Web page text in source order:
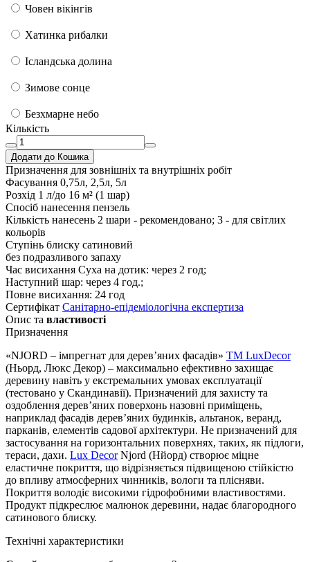
Човен вікінгів
Хатинка рибалки
Ісландська долина
Зимове сонце
Безхмарне небо
Кількість
Додати до Кошика
Призначення для зовнішніх та внутрішніх робіт
Фасування 0,75л, 2,5л, 5л
Розхід 1 л/до 16 м² (1 шар)
Спосіб нанесення пензель
Кількість нанесень 2 шари - рекомендовано; 3 - для світлих
кольорів
Ступінь блиску сатиновий
без подразливого запаху
Час висихання Суха на дотик: через 2 год;
Наступний шар: через 4 год.;
Повне висихання: 24 год
Сертифікат Санітарно-епідеміологічна експертиза
Опис та властивості
Призначення
«NJORD – імпрегнат для дерев’яних фасадів» TM LuxDecor
(Ньорд, Люкс Декор) – максимально ефективно захищає
деревину навіть у екстремальних умовах експлуатації
(тестовано у Скандинавії). Призначений для захисту та
оздоблення дерев’яних поверхонь назовні приміщень,
наприклад фасадів дерев’яних будинків, альтанок, веранд,
парканів, елементів садової архітектури. Не призначений для
застосування на горизонтальних поверхнях, таких, як підлоги,
тераси, дахи. Lux DecorNjord (Нйорд) створює міцне
еластичне покриття, що відрізняється підвищеною стійкістю
до впливу атмосферних чинників, вологи та плісняви.
Покриття володіє високими гідрофобними властивостями.
Продукт підкреслює малюнок деревини, надає благородного
сатинового блиску.
Технічні характеристики